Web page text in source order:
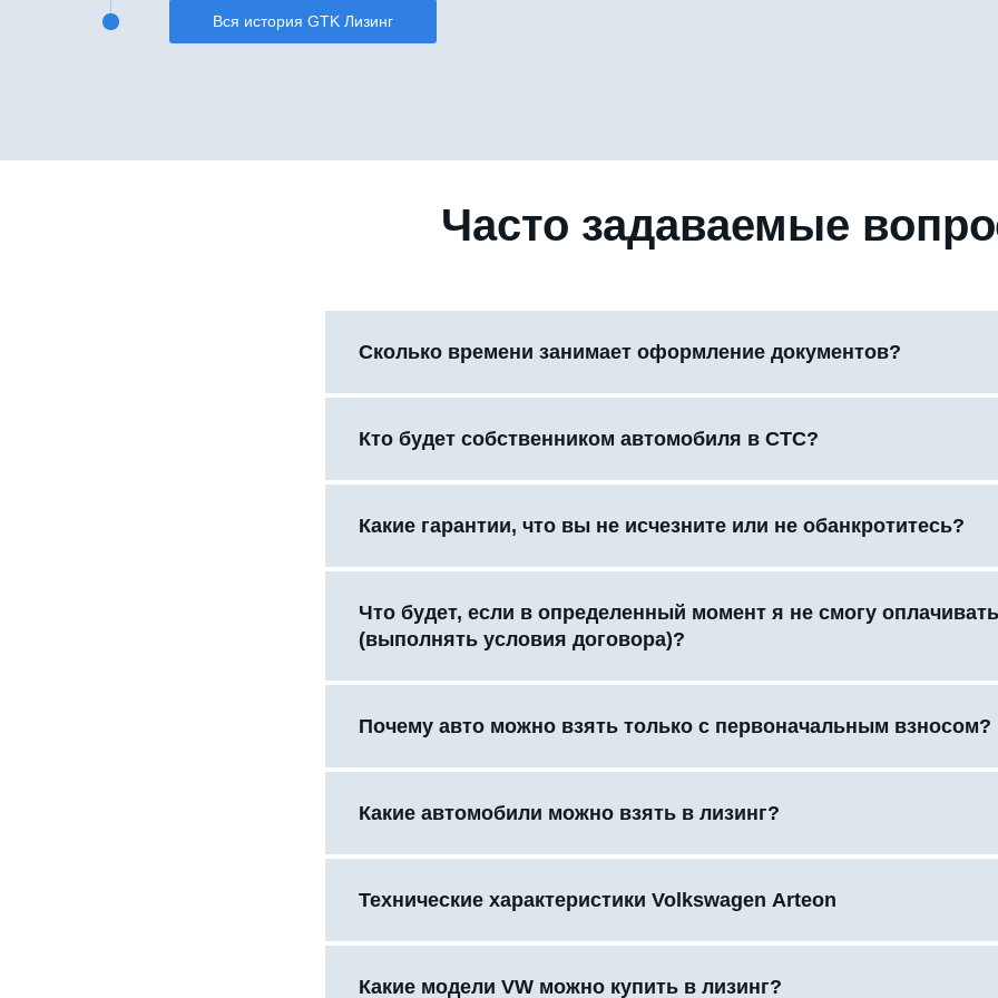
Вся история GTK Лизинг
Часто задаваемые
Сколько времени занимает оформление документов?
Кто будет собственником автомобиля в СТС?
Какие гарантии, что вы не исчезните или не обанкротитесь?
Что будет, если в определенный момент я не смогу
(выполнять условия договора)?
Почему авто можно взять только с первоначальным взносом?
Какие автомобили можно взять в лизинг?
Технические характеристики Volkswagen Arteon
Какие модели VW можно купить в лизинг?